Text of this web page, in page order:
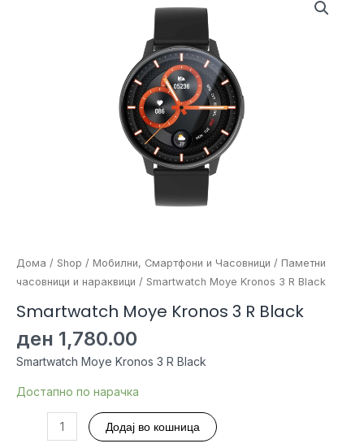
Дома / Shop / Мобилни, Смартфони и Часовници / Паметни
часовници и нараквици / Smartwatch Moye Kronos 3 R Black
Smartwatch Moye Kronos 3 R Black
ден 1,780.00
Smartwatch Moye Kronos 3 R Black
Достапно по нарачка
Smartwatch
Додај во кошница